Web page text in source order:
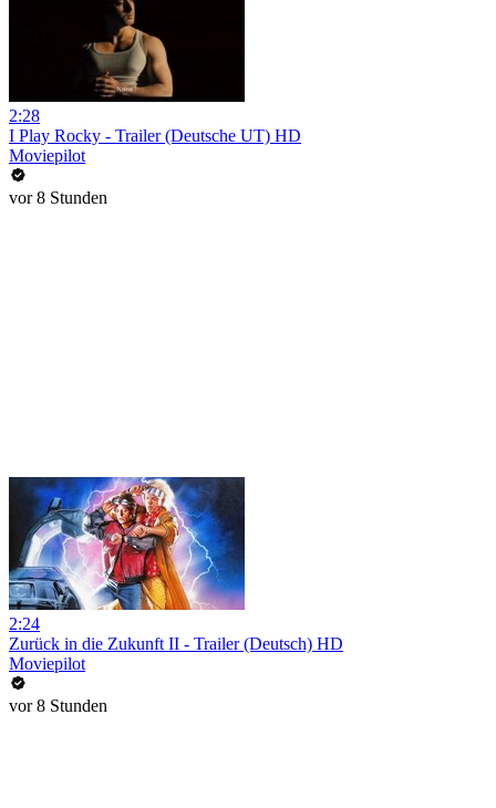
2:28
I Play Rocky - Trailer (Deutsche UT) HD
Moviepilot
vor 8 Stunden
2:24
Zurück in die Zukunft II - Trailer (Deutsch) HD
Moviepilot
vor 8 Stunden